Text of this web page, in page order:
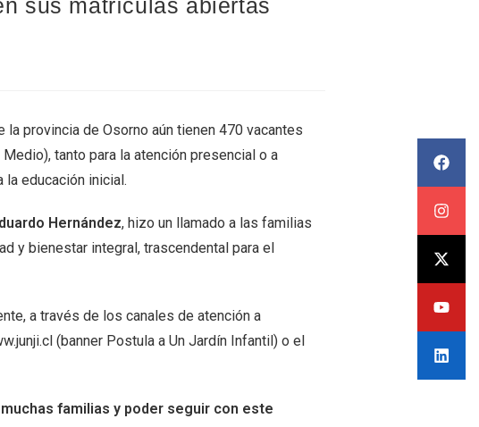
la provincia de Osorno aún tienen 470 vacantes
tanto para la atención presencial o a
la educación inicial.
Hernández, hizo un llamado a las familias
y bienestar integral, trascendental para el
a través de los canales de atención a
(banner Postula a Un Jardín Infantil) o el
familias y poder seguir con este